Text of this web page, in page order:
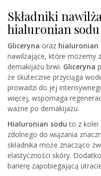
Składniki
hialuronian sodu
Gliceryna oraz hialuronian
nawilżające, które możemy
demakijażu brwi. Gliceryna
że skutecznie przyciąga
prowadzi do jej
więcej, wspomaga
ważne po demakijażu.
Hialuronian sodu to z kolei
zdolnego do wiązania
składnika może znacząco
elastyczności skóry.
barierę zapobiegającą